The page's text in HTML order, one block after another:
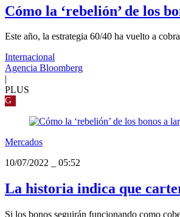
Cómo la ‘rebelión’ de los
Este año, la estrategia 60/40 ha vuelto a
Internacional
Agencia Bloomberg
PLUS
G
Mercados
10/07/2022
05:52
La historia indica que
Si los bonos seguirán funcionando como